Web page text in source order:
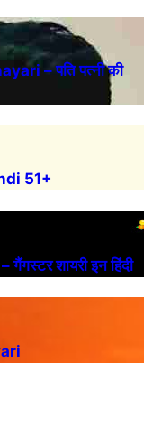
– पति पत्नी की
51+
शायरी इन हिंदी